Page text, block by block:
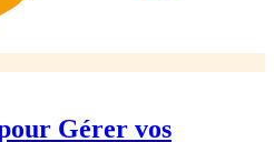
Gérer vos